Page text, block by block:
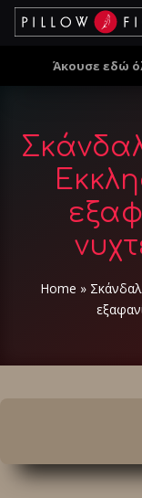
Άκουσε εδώ
Home »